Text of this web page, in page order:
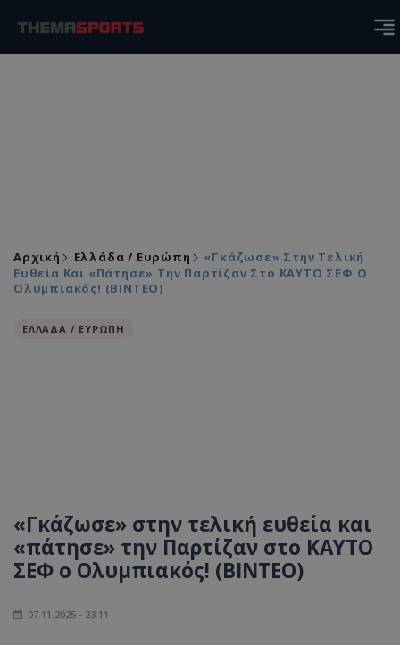
Αρχική Ελλάδα / Ευρώπη
«Γκάζωσε» Στην Τελική
Ευθεία Και «πάτησε» Την Παρτίζαν Στο ΚΑΥΤΟ ΣΕΦ Ο
Ολυμπιακός! (ΒΙΝΤΕΟ)
ΕΛΛΑΔΑ / ΕΥΡΩΠΗ
«Γκάζωσε» στην τελική ευθεία και
«πάτησε» την Παρτίζαν στο ΚΑΥΤΟ
ΣΕΦ ο Ολυμπιακός! (ΒΙΝΤΕΟ)
07.11.2025 - 23:11